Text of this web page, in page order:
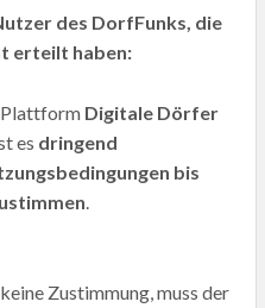
des DorfFunks, die
erteilt haben:
Plattform Digitale Dörfer
es dringend
bis
.
Zustimmung, muss der